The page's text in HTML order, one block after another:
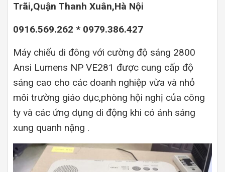
Trãi,Quận Thanh Xuân,Hà Nội
0916.569.262 * 0979.386.427
Máy chiếu di đông với cường độ sáng 2800
Ansi Lumens NP VE281 được cung cấp độ
sáng cao cho các doanh nghiệp vừa và nhỏ
môi trường giáo dục,phòng hội nghị của công
ty và các ứng dụng di động khi có ánh sáng
xung quanh nặng .